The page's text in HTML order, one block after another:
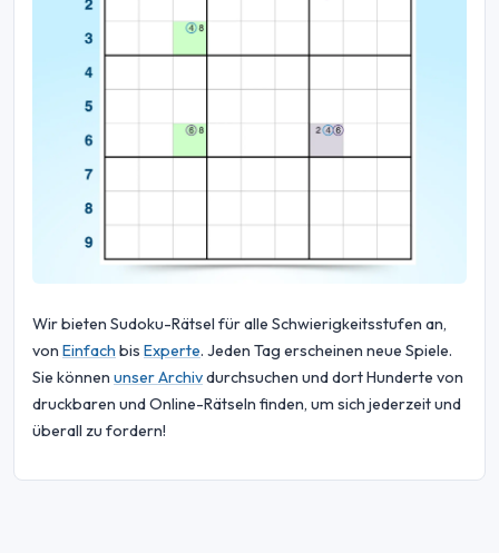
Wir bieten Sudoku-Rätsel für alle Schwierigkeitsstufen an,
von Einfach bis Experte. Jeden Tag erscheinen neue Spiele.
Sie können unser Archivdurchsuchen und dort Hunderte von
druckbaren und Online-Rätseln finden, um sich jederzeit und
überall zu fordern!